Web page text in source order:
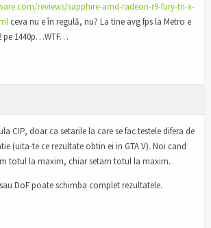
reviews/sapphire-amd-radeon-r9-fury-tri-x-
ceva nu e în regulă, nu? La tine avg fps la Metro e
pe 1440p…WTF…
CIP, doar ca setarile la care se fac testele difera de
(uita-te ce rezultate obtin ei in GTA V). Noi cand
totul la maxim, chiar setam totul la maxim.
DoF poate schimba complet rezultatele.